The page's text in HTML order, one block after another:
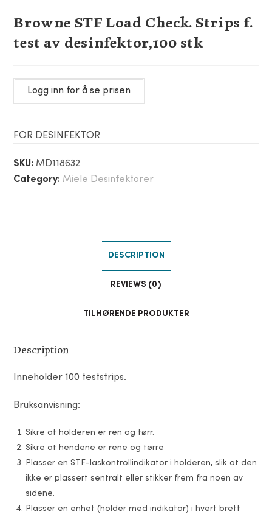
Browne STF Load Check. Strips f.
test av desinfektor,100 stk
Logg inn for å se prisen
FOR DESINFEKTOR
SKU: MD118632
Category: Miele Desinfektorer
DESCRIPTION
REVIEWS (0)
TILHØRENDE PRODUKTER
Description
Inneholder 100 teststrips.
Bruksanvisning:
Sikre at holderen er ren og tørr.
Sikre at hendene er rene og tørre
Plasser en STF-laskontrollindikator i holderen, slik at den
ikke er plassert sentralt eller stikker frem fra noen av
sidene.
Plasser en enhet (holder med indikator) i hvert brett